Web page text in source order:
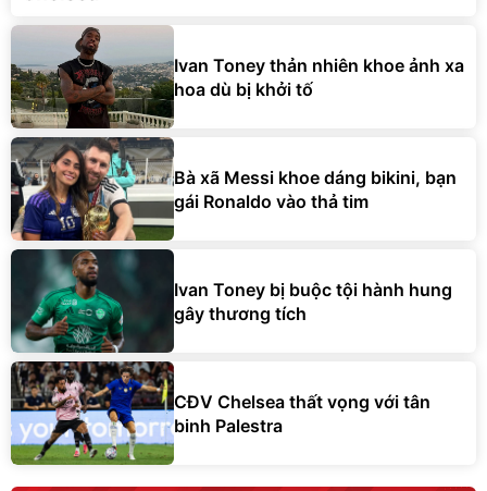
Ivan Toney thản nhiên khoe ảnh xa
hoa dù bị khởi tố
Bà xã Messi khoe dáng bikini, bạn
gái Ronaldo vào thả tim
Ivan Toney bị buộc tội hành hung
gây thương tích
CĐV Chelsea thất vọng với tân
binh Palestra